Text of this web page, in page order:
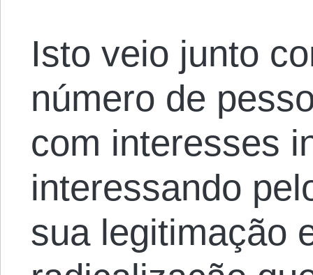
Isto veio junto
número de
com interesses
interessando
sua legitimação